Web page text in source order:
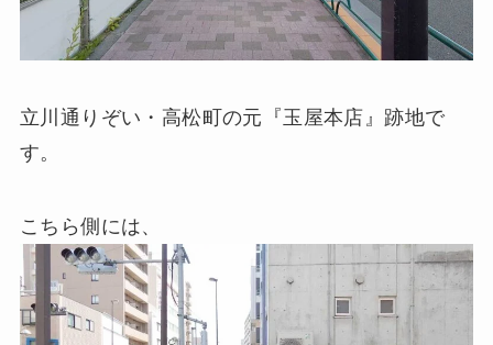
立川通りぞい・高松町の元『玉屋本店』跡地で
す。
こちら側には、